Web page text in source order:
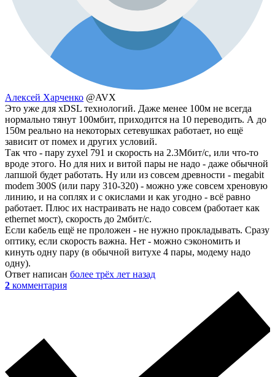
Алексей Харченко @AVX
Это уже для xDSL технологий. Даже менее 100м не всегда
нормально тянут 100мбит, приходится на 10 переводить. А до
150м реально на некоторых сетевушках работает, но ещё
зависит от помех и других условий.
Так что - пару zyxel 791 и скорость на 2.3Мбит/с, или что-то
вроде этого. Но для них и витой пары не надо - даже обычной
лапшой будет работать. Ну или из совсем древности - megabit
modem 300S (или пару 310-320) - можно уже совсем хреновую
линию, и на соплях и с окислами и как угодно - всё равно
работает. Плюс их настраивать не надо совсем (работает как
ethernet мост), скорость до 2мбит/с.
Если кабель ещё не проложен - не нужно прокладывать. Сразу
оптику, если скорость важна. Нет - можно сэкономить и
кинуть одну пару (в обычной витухе 4 пары, модему надо
одну).
Ответ написан более трёх лет назад
2 комментария